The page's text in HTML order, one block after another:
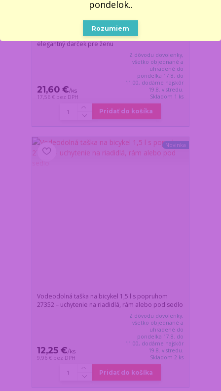
Ružový box plný nevädnúcich ruží 27595 –
elegantný darček pre ženu
21,60 €/ks
17,56 € bez DPH
Z dôvodu dovolenky,
všetko objednané a
uhradené do
pondelka 17.8. do
11:00, dodáme najskôr
19.8. v stredu.
Skladom 1 ks
Pridať do košíka
Novinka
Vodeodolná taška na bicykel 1,5 l s popruhom
27352 – uchytenie na riadidlá, rám alebo pod sedlo
12,25 €/ks
9,96 € bez DPH
Z dôvodu dovolenky,
všetko objednané a
uhradené do
pondelka 17.8. do
11:00, dodáme najskôr
19.8. v stredu.
Skladom 2 ks
Pridať do košíka
pondelok..
Rozumiem